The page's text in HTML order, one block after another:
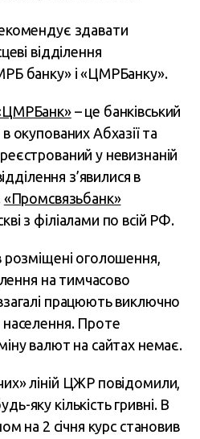
здавати
відділення
банку» і «ЦМРБанку».
– це банківський
окупованих Абхазії та
у невизнаній
з’явилися в
«Промсвязьбанк»
з філіалами по всій РФ.
розміщені оголошення,
на тимчасово
працюють виключно
Проте
валют на сайтах немає.
ліній ЦЖР повідомили,
яку кількість гривні. В
на 2 січня курс становив